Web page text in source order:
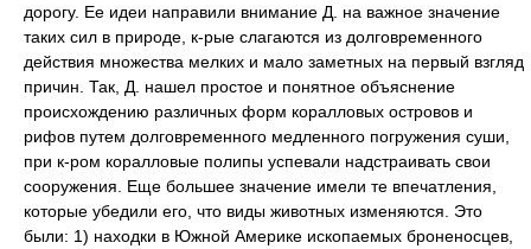
дорогу. Ее идеи направили внимание Д. на важное значение
таких сил в природе, к-рые слагаются из долговременного
действия множества мелких и мало заметных на первый взгляд
причин. Так, Д. нашел простое и понятное объяснение
происхождению различных форм коралловых островов и
рифов путем долговременного медленного погружения суши,
при к-ром коралловые полипы успевали надстраивать свои
сооружения. Еще большее значение имели те впечатления,
которые убедили его, что виды животных изменяются. Это
были: 1) находки в Южной Америке ископаемых броненосцев,